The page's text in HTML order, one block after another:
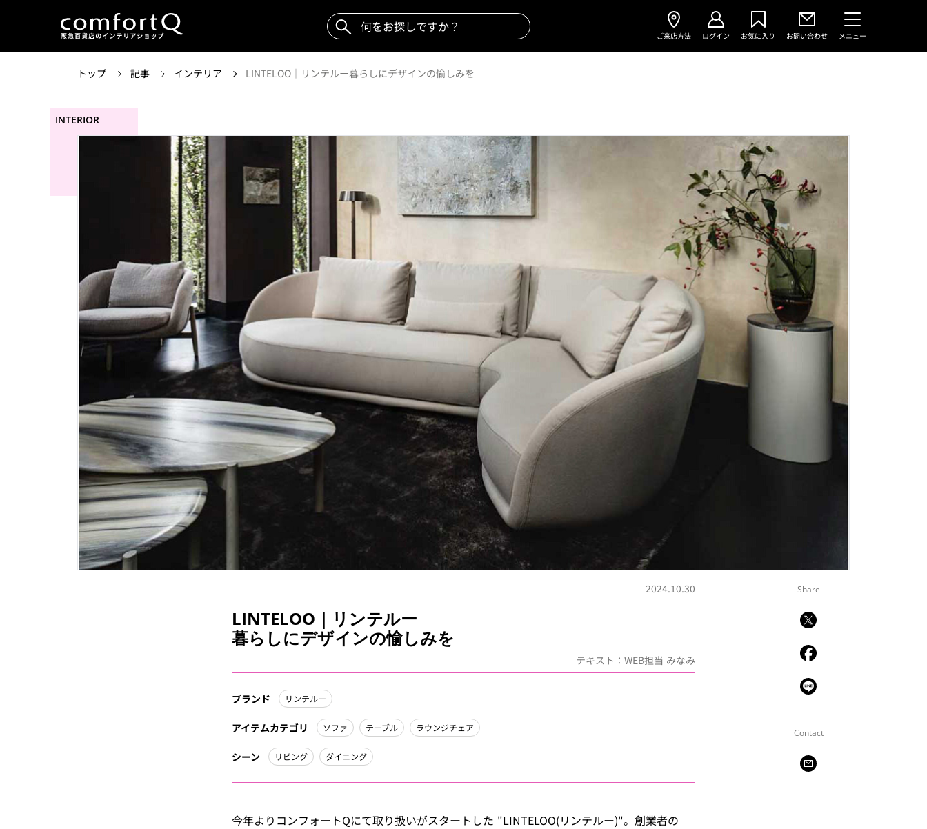
ご来店方法 ログイン お気に入り お問い合わせ メニュー
トップ 記事 インテリア LINTELOO｜リンテルー暮らしにデザインの愉しみを
INTERIOR
Share
Contact
2024.10.30
LINTELOO｜リンテルー
暮らしにデザインの愉しみを
テキスト：WEB担当 みなみ
ブランド リンテルー
アイテムカテゴリ ソファ テーブル ラウンジチェア
シーン リビング ダイニング
今年よりコンフォートQにて取り扱いがスタートした "LINTELOO(リンテルー)"。創業者の